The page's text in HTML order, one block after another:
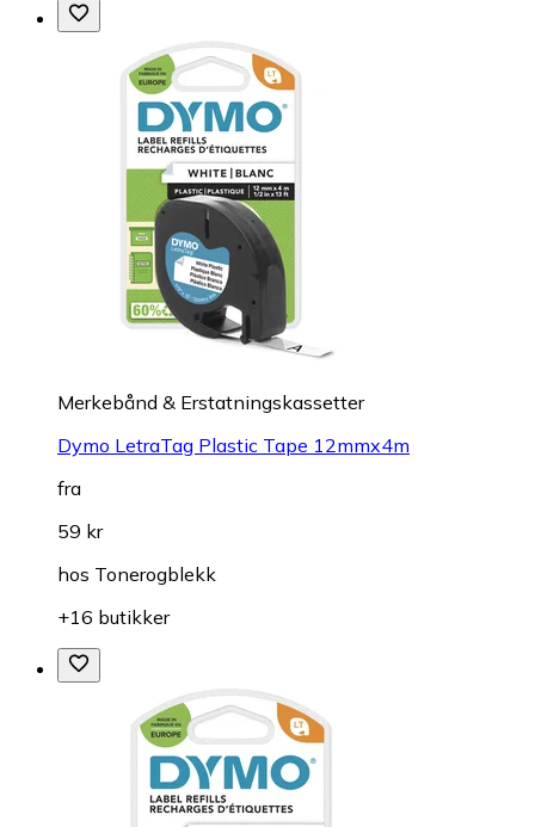
Merkebånd & Erstatningskassetter
Dymo LetraTag Plastic Tape 12mmx4m
fra
59 kr
hos Tonerogblekk
+16 butikker